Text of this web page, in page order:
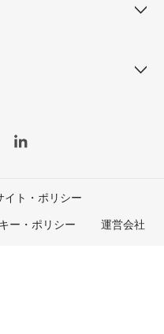
イト・ポリシー
ー・ポリシー 運営会社